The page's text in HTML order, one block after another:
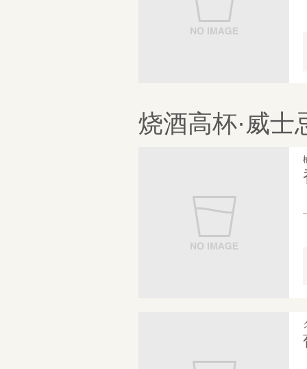
烧酒高杯·威士